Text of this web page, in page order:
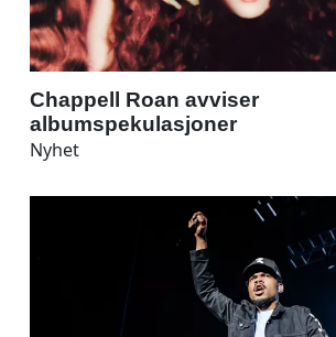
Chappell Roan avviser
albumspekulasjoner
Nyhet